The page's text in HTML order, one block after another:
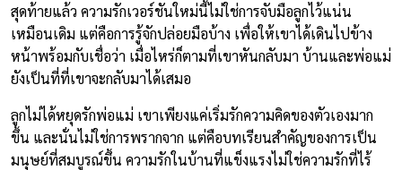
สุดท้ายแล้ว ความรักเวอร์ชันใหม่นี้ไม่ใช่การจับมือลูกไว้แน่น
เหมือนเดิม แต่คือการรู้จักปล่อยมือบ้าง เพื่อให้เขาได้เดินไปข้าง
หน้าพร้อมกับเชื่อว่า เมื่อไหร่ก็ตามที่เขาหันกลับมา บ้านและพ่อแม่
ยังเป็นที่ที่เขาจะกลับมาได้เสมอ
ลูกไม่ได้หยุดรักพ่อแม่ เขาเพียงแค่เริ่มรักความคิดของตัวเองมาก
ขึ้น และนั่นไม่ใช่การพรากจาก แต่คือบทเรียนสำคัญของการเป็น
มนุษย์ที่สมบูรณ์ขึ้น ความรักในบ้านที่แข็งแรงไม่ใช่ความรักที่ไร้